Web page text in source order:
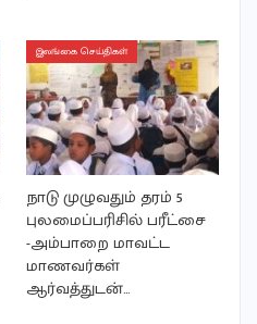
இலங்கை செய்திகள்
நாடு முழுவதும் தரம் 5
புலமைப்பரிசில் பரீட்சை
-அம்பாறை மாவட்ட
மாணவர்கள்
ஆர்வத்துடன்…